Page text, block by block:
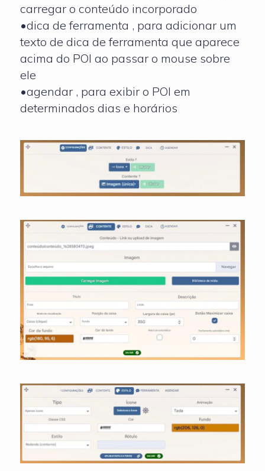
carregar o conteúdo incorporado
•dica de ferramenta , para adicionar um
texto de dica de ferramenta que aparece
acima do POI ao passar o mouse sobre
ele
•agendar , para exibir o POI em
determinados dias e horários